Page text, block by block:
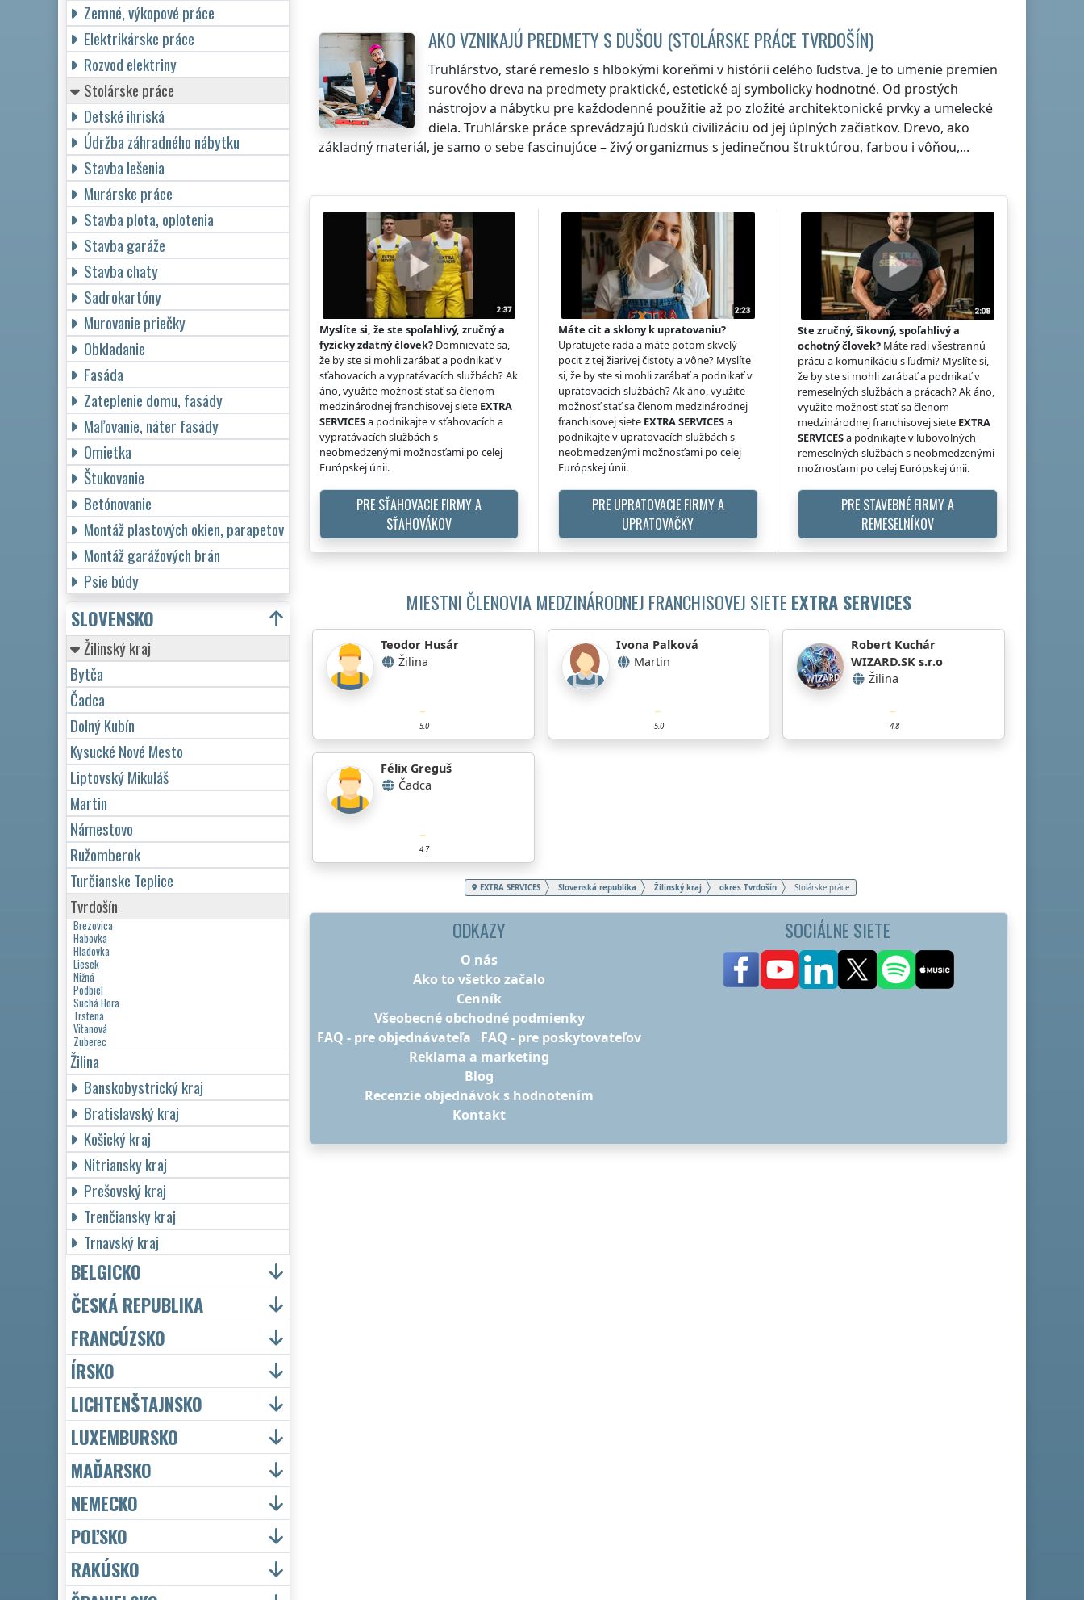
AKO VZNIKAJÚ PREDMETY S DUŠOU (STOLÁRSKE PRÁCE TVRDOŠÍN)
Truhlárstvo, staré remeslo s hlbokými koreňmi v histórii celého ľudstva. Je to umenie premien
surového dreva na predmety praktické, estetické aj symbolicky hodnotné. Od prostých
nástrojov a nábytku pre každodenné použitie až po zložité architektonické prvky a umelecké
diela. Truhlárske práce sprevádzajú ľudskú civilizáciu od jej úplných začiatkov. Drevo, ako
základný materiál, je samo o sebe fascinujúce – živý organizmus s jedinečnou štruktúrou, farbou i vôňou,...
Myslíte si, že ste spoľahlivý, zručný a
fyzicky zdatný človek? Domnievate sa,
že by ste si mohli zarábať a podnikať v
sťahovacích a vypratávacích službách? Ak
áno, využite možnosť stať sa členom
medzinárodnej franchisovej siete EXTRA
SERVICESa podnikajte v sťahovacích a
vypratávacích službách s
neobmedzenými možnosťami po celej
Európskej únii.
PRE SŤAHOVACIE FIRMY A
SŤAHOVÁKOV
Máte cit a sklony k upratovaniu?
Upratujete rada a máte potom skvelý
pocit z tej žiarivej čistoty a vône? Myslíte
si, že by ste si mohli zarábať a podnikať v
upratovacích službách? Ak áno, využite
možnosť stať sa členom medzinárodnej
franchisovej siete EXTRA SERVICESa
podnikajte v upratovacích službách s
neobmedzenými možnosťami po celej
Európskej únii.
PRE UPRATOVACIE FIRMY A
UPRATOVAČKY
Ste zručný, šikovný, spoľahlivý a
ochotný človek?Máte radi všestrannú
prácu a komunikáciu s ľuďmi? Myslíte si,
že by ste si mohli zarábať a podnikať v
remeselných službách a prácach? Ak áno,
využite možnosť stať sa členom
medzinárodnej franchisovej siete EXTRA
SERVICESa podnikajte v ľubovoľných
remeselných službách s neobmedzenými
možnosťami po celej Európskej únii.
PRE STAVEBNÉ FIRMY A
REMESELNÍKOV
MIESTNI ČLENOVIA MEDZINÁRODNEJ FRANCHISOVEJ SIETE EXTRA SERVICES
Teodor Husár
Žilina
5.0
Ivona Palková
Martin
5.0
Robert Kuchár
WIZARD.SK s.r.o
Žilina
4.8
Félix Greguš
Čadca
4.7
EXTRA SERVICES Slovenská republika Žilinský kraj okres Tvrdošín Stolárske práce
ODKAZY
O nás
Ako to všetko začalo
Cenník
Všeobecné obchodné podmienky
FAQ - pre objednávateľa
FAQ - pre poskytovateľov
Reklama a marketing
Blog
Recenzie objednávok s hodnotením
Kontakt
SOCIÁLNE SIETE
Zemné, výkopové práce
Elektrikárske práce
Rozvod elektriny
Stolárske práce
Detské ihriská
Údržba záhradného nábytku
Stavba lešenia
Murárske práce
Stavba plota, oplotenia
Stavba garáže
Stavba chaty
Sadrokartóny
Murovanie priečky
Obkladanie
Fasáda
Zateplenie domu, fasády
Maľovanie, náter fasády
Omietka
Štukovanie
Betónovanie
Montáž plastových okien, parapetov
Montáž garážových brán
Psie búdy
SLOVENSKO
Žilinský kraj
Bytča
Čadca
Dolný Kubín
Kysucké Nové Mesto
Liptovský Mikuláš
Martin
Námestovo
Ružomberok
Turčianske Teplice
Tvrdošín
Brezovica
Habovka
Hladovka
Liesek
Nižná
Podbiel
Suchá Hora
Trstená
Vitanová
Zuberec
Žilina
Banskobystrický kraj
Bratislavský kraj
Košický kraj
Nitriansky kraj
Prešovský kraj
Trenčiansky kraj
Trnavský kraj
BELGICKO
ČESKÁ REPUBLIKA
FRANCÚZSKO
ÍRSKO
LICHTENŠTAJNSKO
LUXEMBURSKO
MAĎARSKO
NEMECKO
POĽSKO
RAKÚSKO